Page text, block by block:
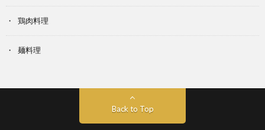
鶏肉料理
麺料理
Back to Top